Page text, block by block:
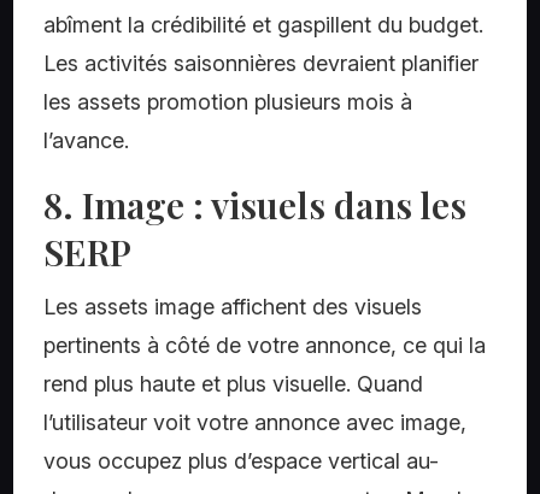
abîment la crédibilité et gaspillent du budget.
Les activités saisonnières devraient planifier
les assets promotion plusieurs mois à
l’avance.
8. Image : visuels dans les
SERP
Les assets image affichent des visuels
pertinents à côté de votre annonce, ce qui la
rend plus haute et plus visuelle. Quand
l’utilisateur voit votre annonce avec image,
vous occupez plus d’espace vertical au-